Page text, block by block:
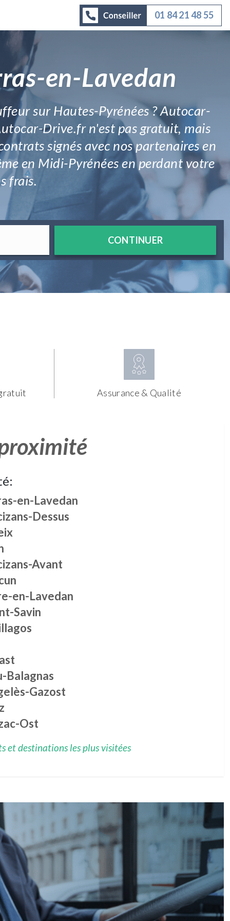
01 84 21 48 55
en-Lavedan
sur Hautes-Pyrénées ? Autocar-
Drive.fr n'est pas gratuit, mais
signés avec nos partenaires en
en Midi-Pyrénées en perdant votre
frais.
CONTINUER
Assurance & Qualité
en-Lavedan
Dessus
Avant
en-Lavedan
Savin
Balagnas
Gazost
Ost
et destinations les plus visitées